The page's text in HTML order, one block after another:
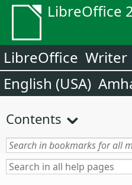
LibreOffice
LibreOffice Writer
English (USA)
Contents